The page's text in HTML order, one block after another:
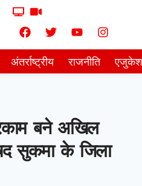
अंतर्राष्ट्रीय राजनीति
बने अखिल
सुकमा के जिला